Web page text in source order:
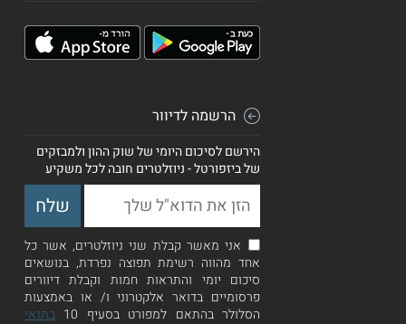
הרשמה לדיוור
הירשם לסיכום היומי של שוק ההון ולמבזקים
של ביזפורטל - ניוזלטרים חובה לכל משקיע
אני מאשר קבלת שני ניוזלטרים, אשר כל
אחד מהווה רשימת תפוצה נפרדת, בנושאים
סיכום יומי והתראות חמות וקבלת דיוורים
פרסומיים בדואר אלקטרוני ו/ או באמצעות
הסלולר בהתאם למפורט בסעיף 10
בתנאי